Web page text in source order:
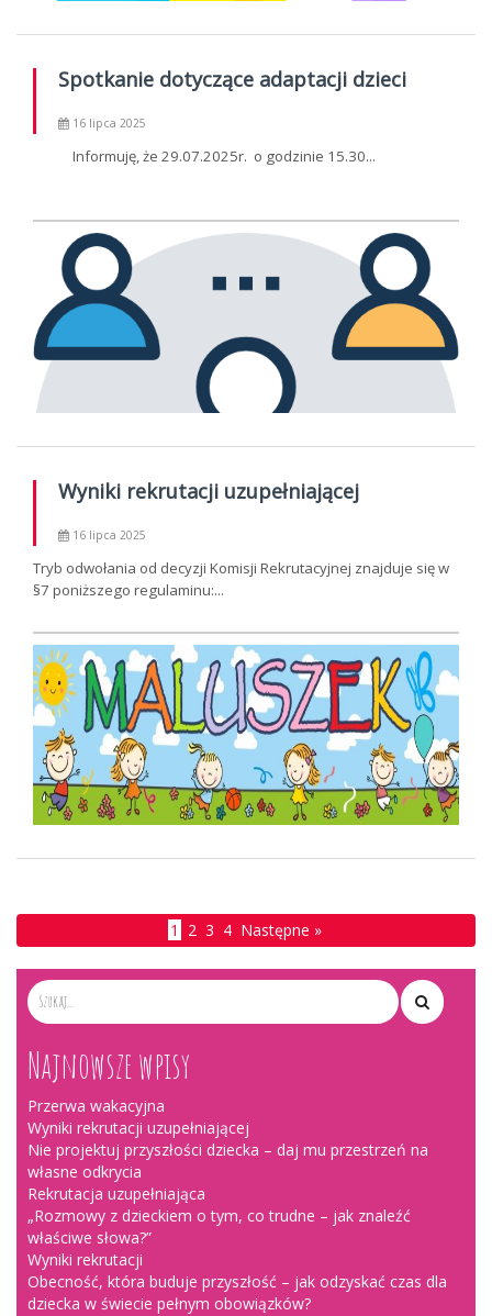
Spotkanie dotyczące adaptacji dzieci
16 lipca 2025
Informuję, że 29.07.2025r. o godzinie 15.30...
Wyniki rekrutacji uzupełniającej
16 lipca 2025
Tryb odwołania od decyzji Komisji Rekrutacyjnej znajduje się w
§7 poniższego regulaminu:...
1 2 3 4 Następne »
Najnowsze wpisy
Przerwa wakacyjna
Wyniki rekrutacji uzupełniającej
Nie projektuj przyszłości dziecka – daj mu przestrzeń na
własne odkrycia
Rekrutacja uzupełniająca
„Rozmowy z dzieckiem o tym, co trudne – jak znaleźć
właściwe słowa?”
Wyniki rekrutacji
Obecność, która buduje przyszłość – jak odzyskać czas dla
dziecka w świecie pełnym obowiązków?